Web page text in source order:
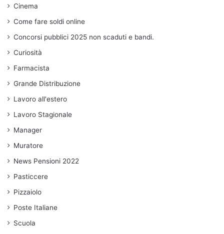
Cinema
Come fare soldi online
Concorsi pubblici 2025 non scaduti e bandi.
Curiosità
Farmacista
Grande Distribuzione
Lavoro all'estero
Lavoro Stagionale
Manager
Muratore
News Pensioni 2022
Pasticcere
Pizzaiolo
Poste Italiane
Scuola